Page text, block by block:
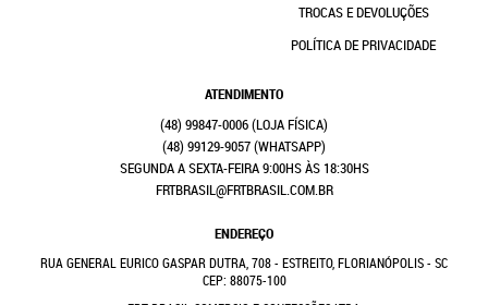
TROCAS E DEVOLUÇÕES
POLÍTICA DE PRIVACIDADE
ATENDIMENTO
(48) 99847-0006
(48) 99129-9057(WHATSAPP)
SEGUNDA A SEXTA-FEIRA 9:00HS ÀS 18:30HS
FRTBRASIL@FRTBRASIL.COM.BR
ENDEREÇO
RUA GENERAL EURICO GASPAR DUTRA, 708- ESTREITO, FLORIANÓPOLIS- SC
CEP: 88075-100